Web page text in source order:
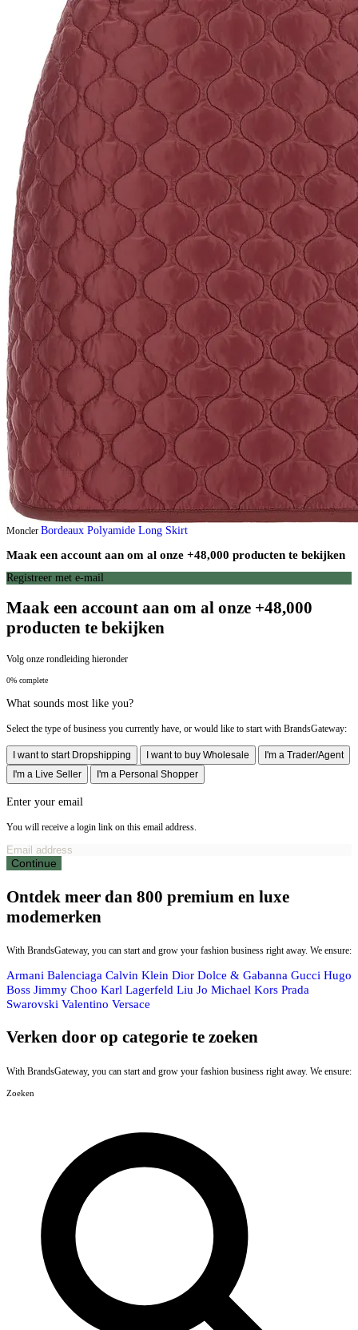
Moncler Bordeaux Polyamide Long Skirt
Maak een account aan om al onze +48,000 producten te bekijken
Registreer met e-mail
Maak een account aan om al onze +48,000
producten te bekijken
Volg onze rondleiding hieronder
0% complete
What sounds most like you?
Select the type of business you currently have, or would like to start with BrandsGateway:
I want to start Dropshipping I want to buy Wholesale
I'm a Trader/Agent
I'm a Live Seller
I'm a Personal Shopper
Enter your email
You will receive a login link on this email address.
Continue
Ontdek meer dan 800 premium en luxe
modemerken
With BrandsGateway, you can start and grow your fashion business right away. We ensure:
Armani Balenciaga Calvin Klein Dior Dolce & Gabanna Gucci Hugo
Boss Jimmy Choo Karl Lagerfeld Liu Jo Michael Kors Prada
Swarovski Valentino Versace
Verken door op categorie te zoeken
With BrandsGateway, you can start and grow your fashion business right away. We ensure:
Zoeken